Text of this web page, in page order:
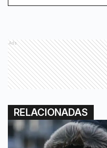
Ads
RELACIONADAS